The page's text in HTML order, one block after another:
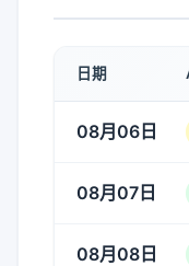
日期
08月06日
08月07日
08月08日